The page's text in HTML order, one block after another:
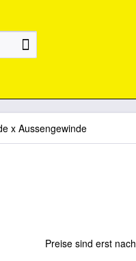
x Aussengewinde
Preise sind erst